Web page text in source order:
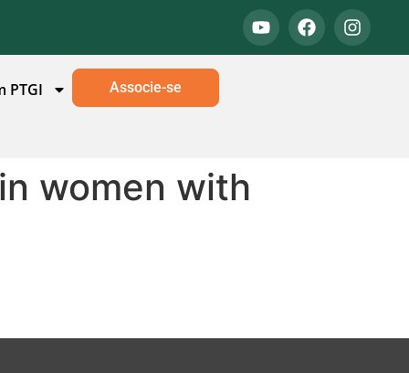
PTGI Associe-se
women with